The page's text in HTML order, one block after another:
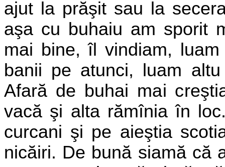
ajut la prăşit sau la
aşa cu buhaiu am sporit
mai bine, îl vindiam,
banii pe atunci, luam
Afară de buhai mai
vacă şi alta rămînia în
curcani şi pe aieştia
nicăiri. De bună siamă că